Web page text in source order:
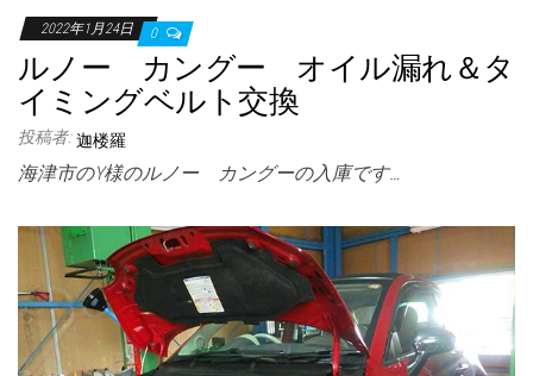
2022年1月24日 0
ルノー カングー オイル漏れ＆タ
イミングベルト交換
投稿者: 迦楼羅
海津市のY様のルノー カングーの入庫です…